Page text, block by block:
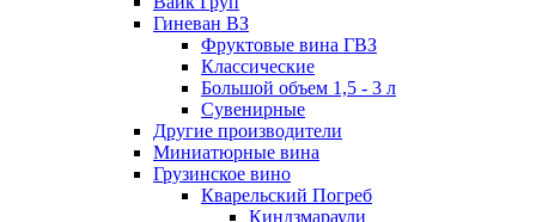
Гиневан ВЗ
Фруктовые вина ГВЗ
Классические
Большой объем 1,5 - 3 л
Сувенирные
Другие производители
Миниатюрные вина
Грузинское вино
Кварельский Погреб
Киндзмараули